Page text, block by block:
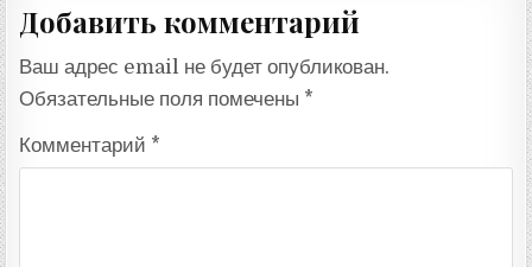
Добавить комментарий
Ваш адрес email не будет опубликован.
Обязательные поля помечены *
Комментарий *